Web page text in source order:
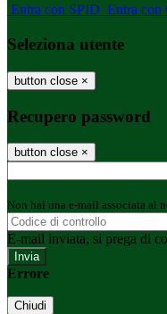
Entra con SPID Entra con
Seleziona utente
button close ×
Recupero password
button close ×
Non hai una e-mail associata al
E-mail inviata, si prega di
Errore
Chiudi